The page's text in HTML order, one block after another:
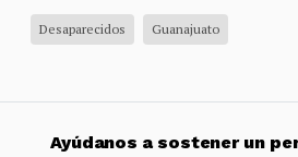
Desaparecidos Guanajuato
Ayúdanos a sostener un